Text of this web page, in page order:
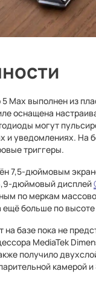
Max выполнен из
оснащена
могут
и уведомлениях. На
триггеры.
7,5-дюймовым
дюймовый дисплей
по меркам
ещё больше по
на базе пока не
MediaTek
получило
камерой и